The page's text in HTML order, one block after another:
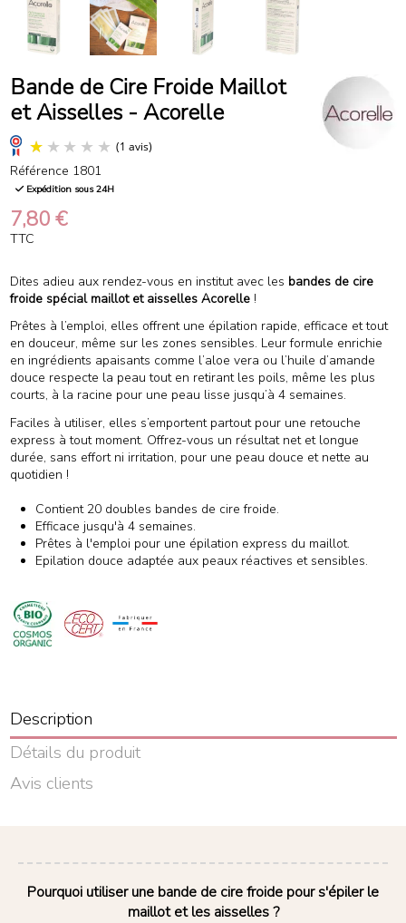
Bande de Cire Froide Maillot
et Aisselles - Acorelle
Référence 1801
Expédition sous 24H
7,80 €
TTC
Dites adieu aux rendez-vous en institut avec les bandes de cire
froide spécial maillot et aisselles Acorelle!
Prêtes à l’emploi, elles offrent une épilation rapide, efficace et tout
en douceur, même sur les zones sensibles. Leur formule enrichie
en ingrédients apaisants comme l’aloe vera ou l’huile d’amande
douce respecte la peau tout en retirant les poils, même les plus
courts, à la racine pour une peau lisse jusqu’à 4 semaines.
Faciles à utiliser, elles s’emportent partout pour une retouche
express à tout moment. Offrez-vous un résultat net et longue
durée, sans effort ni irritation, pour une peau douce et nette au
quotidien !
Contient 20 doubles bandes de cire froide.
Efficace jusqu'à 4 semaines.
Prêtes à l'emploi pour une épilation express du maillot.
Epilation douce adaptée aux peaux réactives et sensibles.
Description
Détails du produit
Avis clients
Pourquoi utiliser une bande de cire froide pour s'épiler le
maillot et les aisselles ?